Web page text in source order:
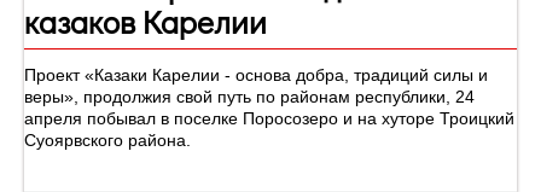
казаков Карелии
Проект «Казаки Карелии - основа добра, традиций силы и
веры», продолжия свой путь по районам республики, 24
апреля побывал в поселке Поросозеро и на хуторе Троицкий
Суоярвского района.